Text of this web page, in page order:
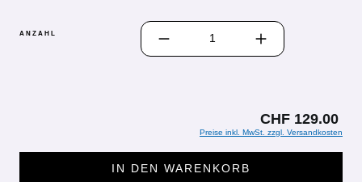
ANZAHL
PRODUKT ANZAHL: GIB DEN
CHF 129.00
Preise inkl. MwSt. zzgl. Versandkosten
IN DEN WARENKORB